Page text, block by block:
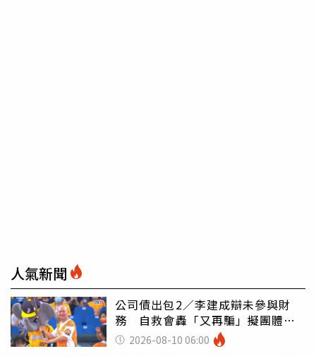
人氣新聞
公司債出包2／李建成辯未參與財
務 自救會轟「又再騙」擬團體訴
訟 2026-08-10 06:00